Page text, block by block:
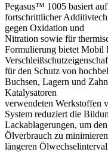
Pegasus™ 1005 basiert
fortschrittlicher
gegen Oxidation und
Nitration sowie für
Formulierung bietet Mobil
für den Schutz von
Buchsen, Lagern und
Katalysatoren
verwendeten Werkstoffen
System reduziert die
Lackablagerungen, um den
Ölverbrauch zu
längeren